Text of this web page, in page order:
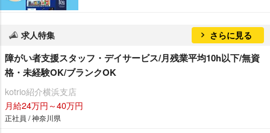
求人特集 さらに見る
障がい者支援スタッフ・デイサービス/月残業平均10h以下/無資
格・未経験OK/ブランクOK
kotrio紹介横浜支店
月給24万円～40万円
正社員 / 神奈川県